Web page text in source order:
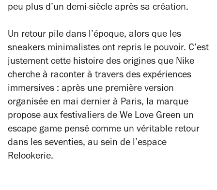
peu plus d’un demi-siècle après sa création.
Un retour pile dans l’époque, alors que les
sneakers minimalistes ont repris le pouvoir. C’est
justement cette histoire des origines que Nike
cherche à raconter à travers des expériences
immersives : après une première version
organisée en mai dernier à Paris, la marque
propose aux festivaliers de We Love Green un
escape game pensé comme un véritable retour
dans les seventies, au sein de l’espace
Relookerie.